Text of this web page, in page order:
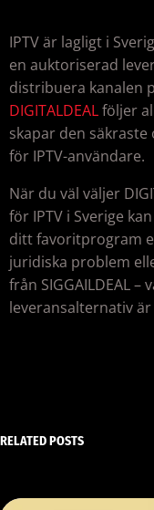
IPTV är lagligt i
en auktoriserad
distribuera kanalen
DIGITALDEALföljer
skapar den
för IPTV-användare.
När du väl väljer
för IPTV i Sverige
ditt favoritprogram
juridiska problem
från SIGGAILDEAL
leveransalternativ
RELATED POSTS